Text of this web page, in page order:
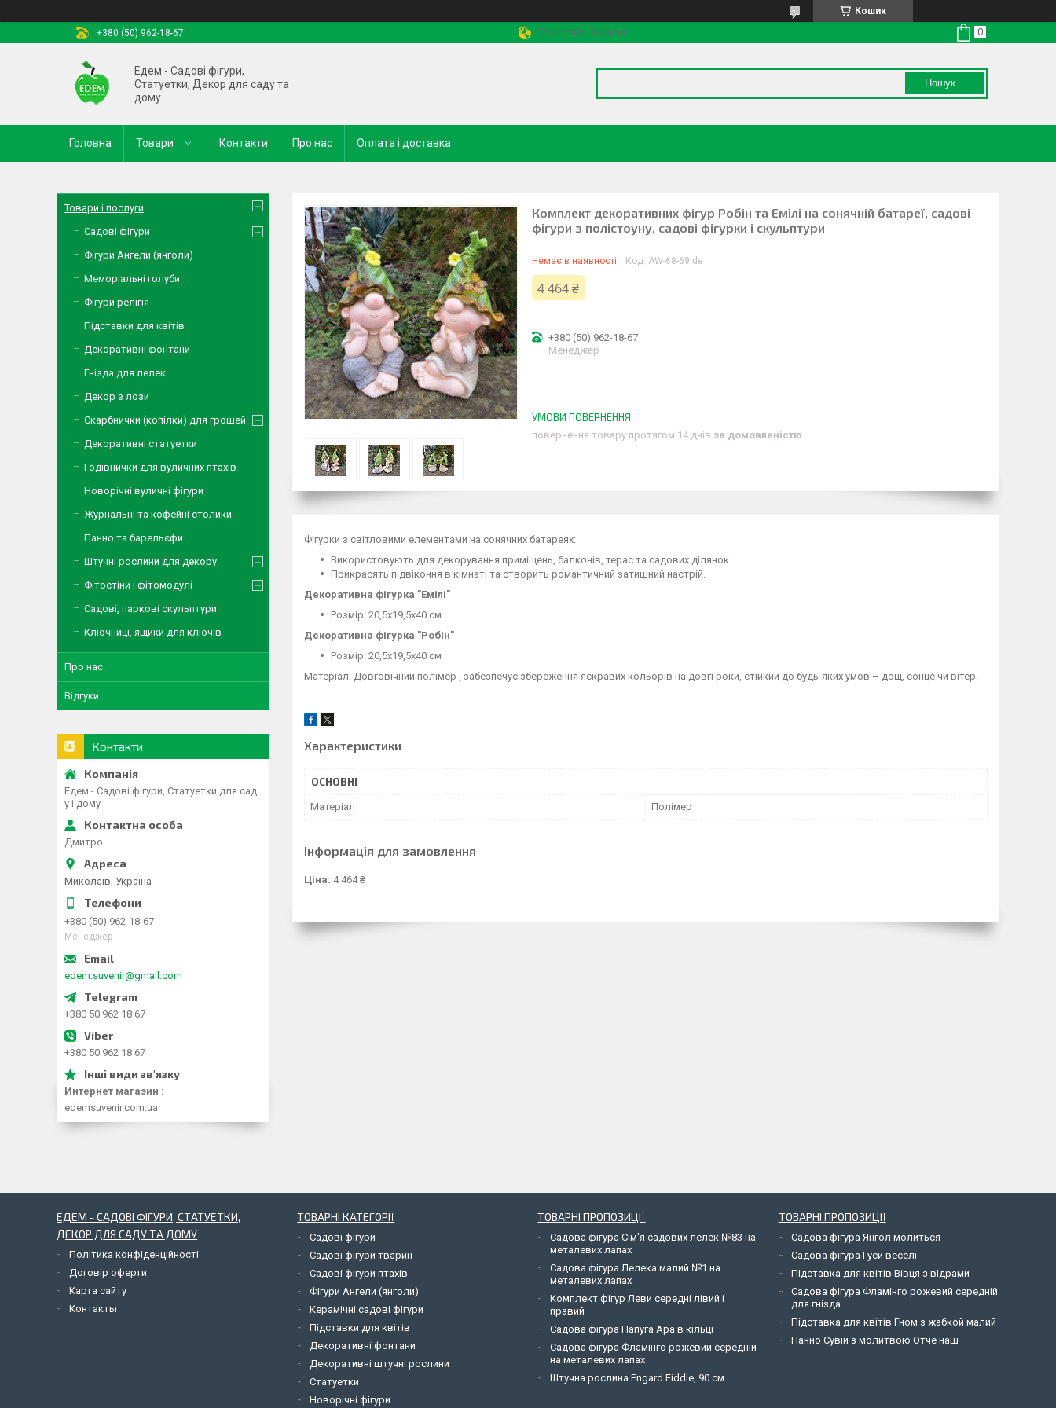
Кошик
+380 (50) 962-18-67
Миколаїв, Україна
Едем - Садові фігури,
Статуетки, Декор для саду та
дому
Пошук...
Головна Товари Контакти Про нас Оплата і доставка
Комплект декоративних фігур Робін та Емілі на сонячній батареї, садові
фігури з полістоуну, садові фігурки і скульптури
Немає в наявності Код: AW-68-69.de
4 464 ₴
+380 (50) 962-18-67
Менеджер
повернення товару протягом 14 днів за домовленістю
Фігурки з світловими елементами на сонячних батареях:
Використовують для декорування приміщень, балконів, терас та садових ділянок.
Прикрасять підвіконня в кімнаті та створить романтичний затишний настрій.
Декоративна фігурка "Емілі"
Розмір: 20,5х19,5х40 см.
Декоративна фігурка "Робін"
Розмір: 20,5х19,5х40 см
Матеріал: Довговічний полімер , забезпечує збереження яскравих кольорів на довгі роки, стійкий до будь-яких умов – дощ, сонце чи вітер.
Характеристики
ОСНОВНІ
Матеріал Полімер
Інформація для замовлення
Ціна: 4 464 ₴
Товари і послуги
Садові фігури
Фігури Ангели (янголи)
Меморіальні голуби
Фігури релігія
Підставки для квітів
Декоративні фонтани
Гнізда для лелек
Декор з лози
Скарбнички (копілки) для грошей
Декоративні статуетки
Годівнички для вуличних птахів
Новорічні вуличні фігури
Журнальні та кофейні столики
Панно та барельєфи
Штучні рослини для декору
Фітостіни і фітомодулі
Садові, паркові скульптури
Ключниці, ящики для ключів
Про нас
Відгуки
Контакти
Едем - Садові фігури, Статуетки для сад
у і дому
Дмитро
Миколаїв, Україна
+380 (50) 962-18-67
Менеджер
edem.suvenir@gmail.com
+380 50 962 18 67
+380 50 962 18 67
Интернет магазин
edemsuvenir.com.ua
ЕДЕМ - САДОВІ ФІГУРИ, СТАТУЕТКИ,
ДЕКОР ДЛЯ САДУ ТА ДОМУ
Політика конфіденційності
Договір оферти
Карта сайту
Контакты
ТОВАРНІ КАТЕГОРІЇ
Садові фігури
Садові фігури тварин
Садові фігури птахів
Фігури Ангели (янголи)
Керамічні садові фігури
Підставки для квітів
Декоративні фонтани
Декоративні штучні рослини
Статуетки
Новорічні фігури
ТОВАРНІ ПРОПОЗИЦІЇ
Садова фігура Сім'я садових лелек №83 на
металевих лапах
Садова фігура Лелека малий №1 на
металевих лапах
Комплект фігур Леви середні лівий і
правий
Садова фігура Папуга Ара в кільці
Садова фігура Фламінго рожевий середній
на металевих лапах
Штучна рослина Engard Fiddle, 90 см
ТОВАРНІ ПРОПОЗИЦІЇ
Садова фігура Янгол молиться
Садова фігура Гуси веселі
Підставка для квітів Вівця з відрами
Садова фігура Фламінго рожевий середній
для гнізда
Підставка для квітів Гном з жабкой малий
Панно Сувій з молитвою Отче наш